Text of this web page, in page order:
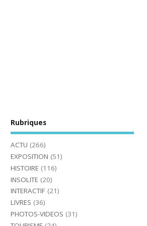
Rubriques
ACTU (266)
EXPOSITION (51)
HISTOIRE(116)
INSOLITE(20)
INTERACTIF(21)
LIVRES (36)
PHOTOS-VIDEOS (31)